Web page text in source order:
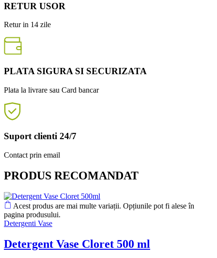
RETUR USOR
Retur in 14 zile
PLATA SIGURA SI SECURIZATA
Plata la livrare sau Card bancar
Suport clienti 24/7
Contact prin email
PRODUS RECOMANDAT
Acest produs are mai multe variații. Opțiunile pot fi alese în
pagina produsului.
Detergenti Vase
Detergent Vase Cloret 500 ml